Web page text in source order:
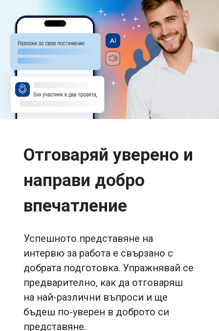
Отговаряй уверено и
направи добро
впечатление
Успешното представяне на
интервю за работа е свързано с
добрата подготовка. Упражнявай се
предварително, как да отговаряш
на най-различни въпроси и ще
бъдеш по-уверен в доброто си
представяне.